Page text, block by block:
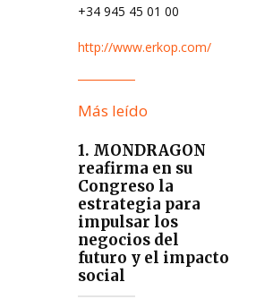
+34 945 45 01 00
http://www.erkop.com/
Más leído
1. MONDRAGON
reafirma en su
Congreso la
estrategia para
impulsar los
negocios del
futuro y el impacto
social